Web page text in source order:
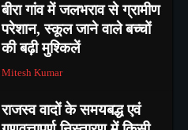
बीरा गांव में जलभराव से ग्रामीण
परेशान, स्कूल जाने वाले बच्चों
की बढ़ी मुश्किलें
Mitesh Kumar
राजस्व वादों के समयबद्ध एवं